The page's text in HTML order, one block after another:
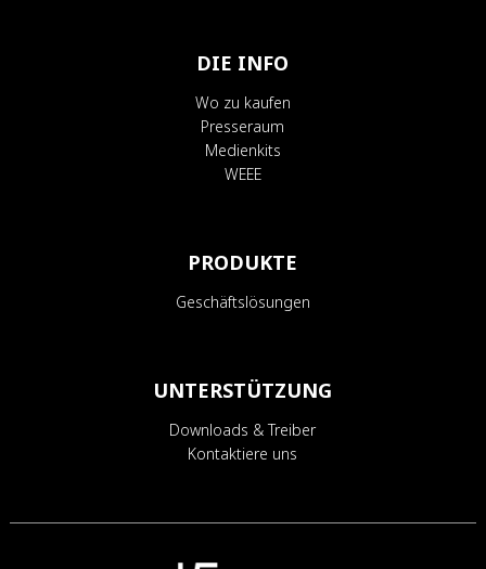
DIE INFO
Wo zu kaufen
Presseraum
Medienkits
WEEE
PRODUKTE
Geschäftslösungen
UNTERSTÜTZUNG
Downloads & Treiber
Kontaktiere uns